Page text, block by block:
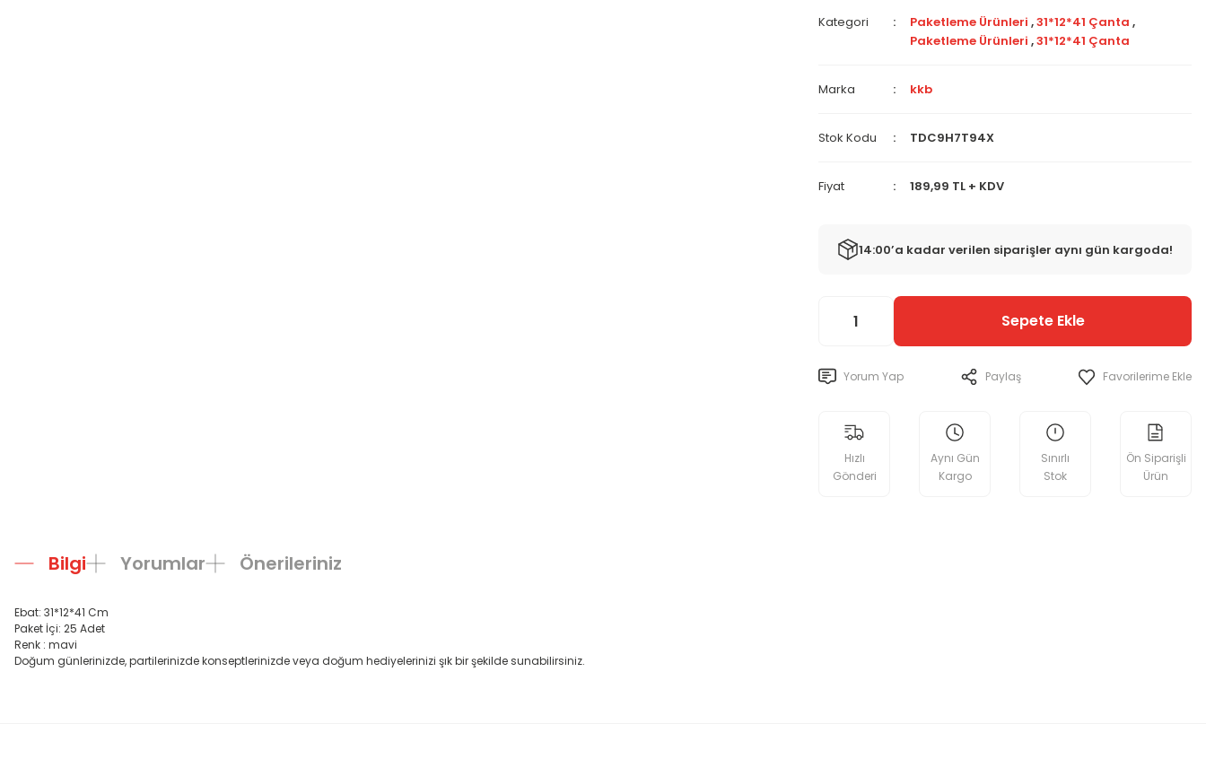
Kategori Paketleme Ürünleri ,31*12*41 Çanta ,
Paketleme Ürünleri ,31*12*41 Çanta
Marka kkb
Stok Kodu TDC9H7T94X
Fiyat 189,99 TL + KDV
14:00’a kadar verilen siparişler aynı gün kargoda!
Sepete Ekle
Yorum Yap Paylaş
Hızlı
Gönderi
Aynı Gün
Kargo
Sınırlı
Stok
Ön Siparişli
Ürün
Bilgi Yorumlar Önerileriniz
Ebat: 31*12*41 Cm
Paket İçi: 25 Adet
Renk : mavi
Doğum günlerinizde, partilerinizde konseptlerinizde veya doğum hediyelerinizi şık bir şekilde sunabilirsiniz.